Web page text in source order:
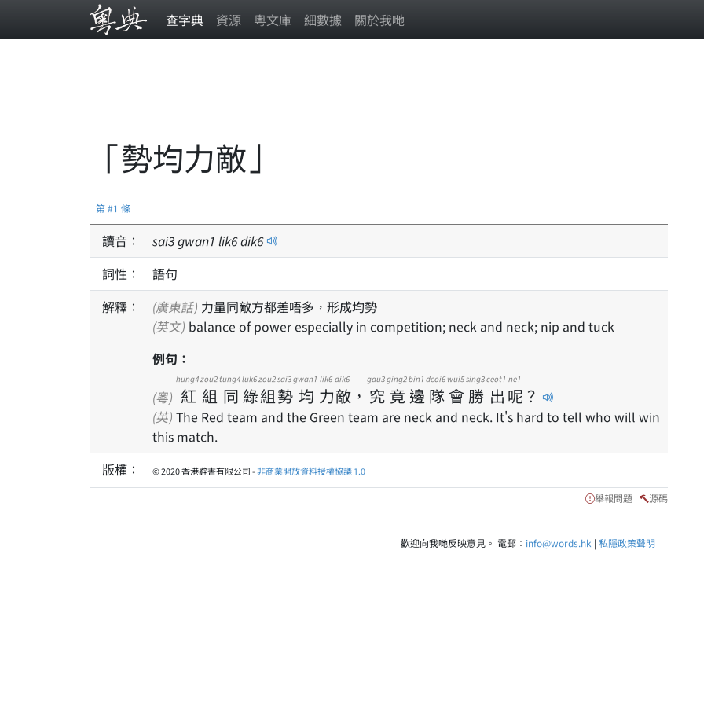
查字典 資源 粵文庫 細數據 關於我哋
「勢均力敵」
第 #1 條
讀音： sai3gwan1 lik6dik6
詞性：
語句
解釋：
(廣東話) 力量同敵方都差唔多，形成均勢
(英文) balance of power especially in competition; neck and neck; nip and tuck
例句：
(粵) 紅
hung4
組
zou2
同
tung4
綠
luk6
組
zou2
勢
sai3
均
gwan1
力
lik6
敵
dik6
， 究
gau3
竟
ging2
邊
bin1
隊
deoi6
會
wui5
勝
sing3
出
ceot1
呢
ne1
？
(英) The Red team and the Green team are neck and neck. It's hard to tell who will win
this match.
版權：
© 2020 香港辭書有限公司 -非商業開放資料授權協議 1.0
舉報問題 源碼
歡迎向我哋反映意見。 電郵： info@words.hk | 私隱政策聲明